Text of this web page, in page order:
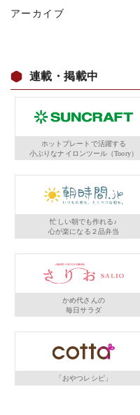
アーカイブ
連載・掲載中
ホットプレートで活躍する
小ぶりなナイロンツール（Toory）
忙しい朝でも作れる♪
心が楽になる２品弁当
かめ代さんの
毎日サラダ
「おやつレシピ」